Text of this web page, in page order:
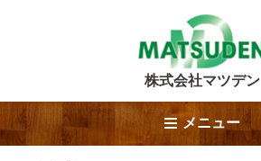
株式会社マツデン
メニュー